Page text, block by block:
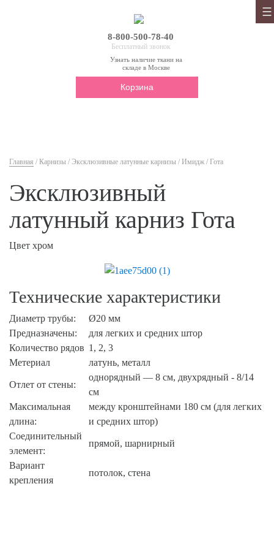
8-800-500-78-40
Бесплатный звонок
Узнать наличие ткани на
складе в Москве
Корзина
Главная / Карнизы / Эксклюзивные латунные карнизы / Имидж / Гота
Эксклюзивный
латунный карниз Гота
Цвет хром
Технические характеристики
Диаметр трубы:
Ø20 мм
Предназначены:
для легких и средних штор
Количество рядов 1, 2, 3
Метериал
латунь, металл
Отлет от стены:
однорядный — 8 см, двухрядный - 8/14
см
Максимальная
длина:
между кронштейнами 180 см (для легких
и средних штор)
Соединительный
элемент:
прямой, шарнирный
Вариант
крепления
потолок, стена